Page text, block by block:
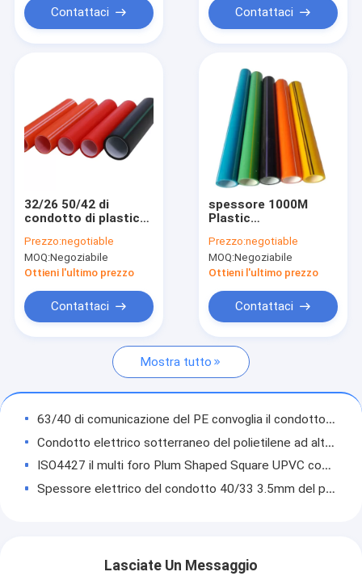
Casa
Prodotti
Giro della fabbrica
Controllo di qualità
Contattici
Richieda una citazione
Tubi e montaggi dell'HDPE
Contattaci Contattaci
32/26 50/42 di
condotto di plastica
pollici di condotto
flessibile dell'HDPE
Prezzo:negotiable
MOQ:Negoziabile
Ottieni l'ultimo prezzo
Contattaci
spessore 1000M
Plastic
Conduit di 5.0mm
resistente alla
corrosione
Prezzo:negotiable
MOQ:Negoziabile
Ottieni l'ultimo prezzo
Contattaci
Mostra tutto
63/40 di comunicazione del PE convoglia il condotto arancio rosso nero di comunicazione
Condotto elettrico sotterraneo del polietilene ad alta densità del condotto ISO4427
ISO4427 il multi foro Plum Shaped Square UPVC convoglia la lunghezza di 4m 6m
Spessore elettrico del condotto 40/33 3.5mm del polietilene del centro del silicio
I tubi di plastica di 50/41 di comunicazione del condotto del silicio del centro di condotto del PE
Lasciate Un Messaggio